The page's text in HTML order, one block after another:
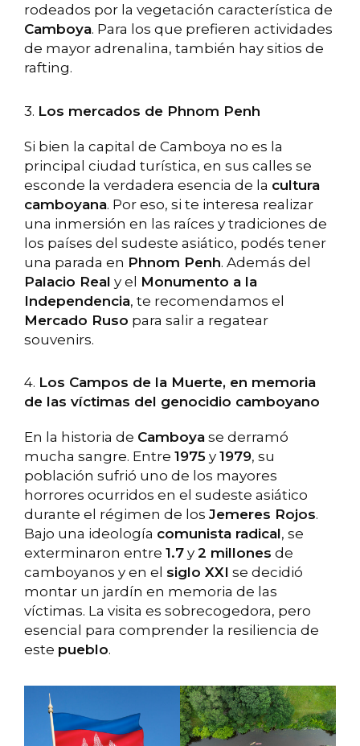
rodeados por la vegetación característica de
Camboya. Para los que prefieren actividades
de mayor adrenalina, también hay sitios de
rafting.
3. Los mercados de Phnom Penh
Si bien la capital de Camboya no es la
principal ciudad turística, en sus calles se
esconde la verdadera esencia de la cultura
camboyana. Por eso, si te interesa realizar
una inmersión en las raíces y tradiciones de
los países del sudeste asiático, podés tener
una parada en Phnom Penh. Además del
Palacio Real y el Monumento a la
Independencia, te recomendamos el
Mercado Ruso para salir a regatear
souvenirs.
4. Los Campos de la Muerte, en memoria
de las víctimas del genocidio camboyano
En la historia de Camboya se derramó
mucha sangre. Entre 1975 y 1979, su
población sufrió uno de los mayores
horrores ocurridos en el sudeste asiático
durante el régimen de los Jemeres Rojos.
Bajo una ideología comunista radical, se
exterminaron entre 1.7 y 2 millones de
camboyanos y en el siglo XXI se decidió
montar un jardín en memoria de las
víctimas. La visita es sobrecogedora, pero
esencial para comprender la resiliencia de
este pueblo.